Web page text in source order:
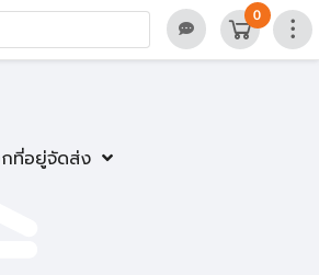
กที่อยู่จัดส่ง
0